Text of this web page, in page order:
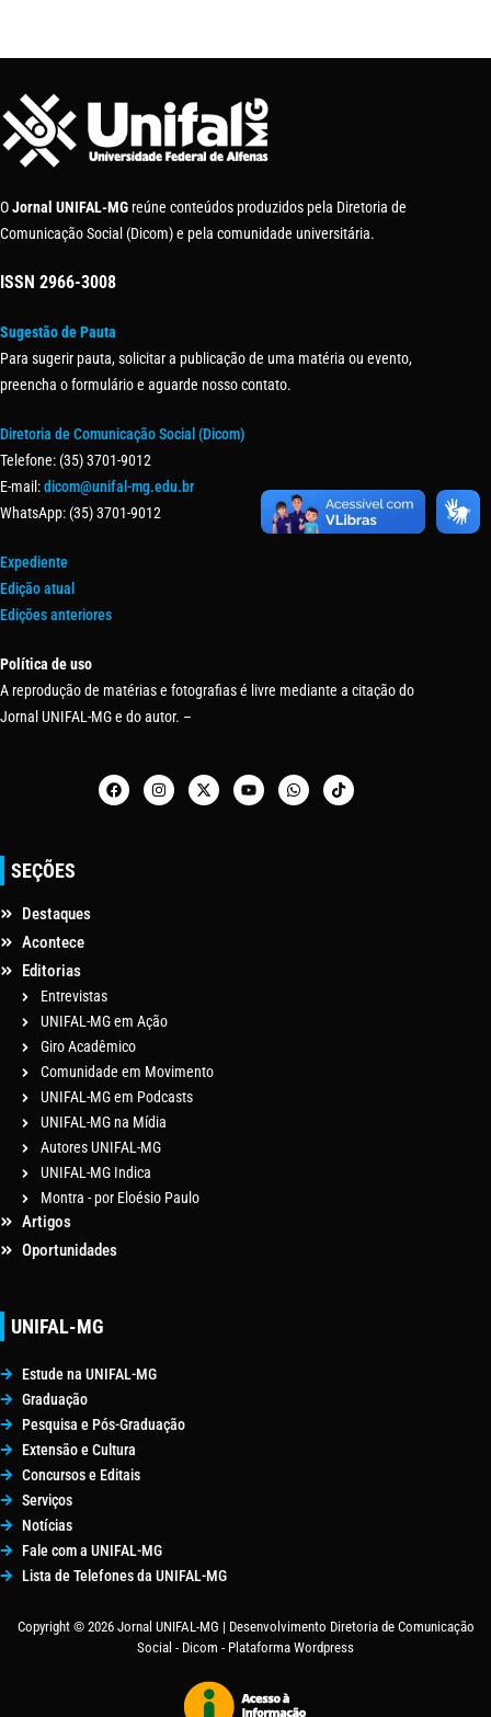
OJornal UNIFAL-MG reúne conteúdos produzidos pela Diretoria de
Comunicação Social (Dicom) e pela comunidade universitária.
ISSN 2966-3008
Sugestão de Pauta
Para sugerir pauta, solicitar a publicação de uma matéria ou evento,
preencha o formulário e aguarde nosso contato.
Diretoria de Comunicação Social (Dicom)
Telefone: (35) 3701-9012
E-mail:dicom@unifal-mg.edu.br
WhatsApp: (35) 3701-9012
Expediente
Edição atual
Edições anteriores
Política de uso
A reprodução de matérias e fotografias é livre mediante a citação do
Jornal UNIFAL-MG e do autor. –
SEÇÕES
Destaques
Acontece
Editorias
Entrevistas
UNIFAL-MG em Ação
Giro Acadêmico
Comunidade em Movimento
UNIFAL-MG em Podcasts
UNIFAL-MG na Mídia
Autores UNIFAL-MG
UNIFAL-MG Indica
Montra - por Eloésio Paulo
Artigos
Oportunidades
UNIFAL-MG
Estude na UNIFAL-MG
Graduação
Pesquisa e Pós-Graduação
Extensão e Cultura
Concursos e Editais
Serviços
Notícias
Fale com a UNIFAL-MG
Lista de Telefones da UNIFAL-MG
Copyright © 2026 Jornal UNIFAL-MG | Desenvolvimento Diretoria de Comunicação
Social - Dicom - Plataforma Wordpress